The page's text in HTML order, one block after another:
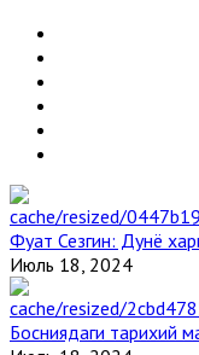
Фуат Сезгин: Дунё
Июль 18, 2024
Босниядаги тарихий